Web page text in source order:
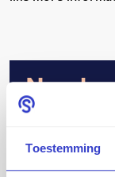
Toestemming
Need
expert
We are